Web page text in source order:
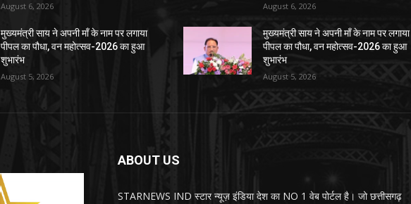
August 6, 2026
मुख्यमंत्री साय ने अपनी माँ के नाम पर लगाया
पीपल का पौधा, वन महोत्सव-2026 का हुआ
शुभारंभ
August 5, 2026
August 6, 2026
मुख्यमंत्री साय ने अपनी माँ के नाम पर लगाया
पीपल का पौधा, वन महोत्सव-2026 का हुआ
शुभारंभ
August 5, 2026
ABOUT US
STARNEWS IND स्टार न्यूज़ इंडिया देश का NO 1 वेब पोर्टल है। जो छत्तीसगढ़